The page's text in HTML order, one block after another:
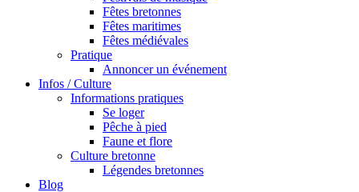
Fêtes bretonnes
Fêtes maritimes
Fêtes médiévales
Pratique
Annoncer un événement
Infos / Culture
Informations pratiques
Se loger
Pêche à pied
Faune et flore
Culture bretonne
Légendes bretonnes
Blog